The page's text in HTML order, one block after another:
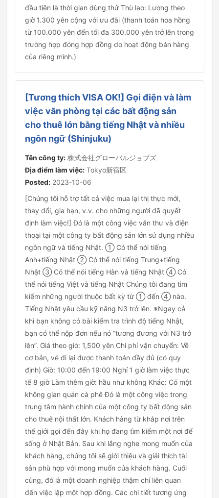
đầu tiên là thời gian dùng thử Thù lao: Lương theo
giờ 1.300 yên cộng với ưu đãi (thanh toán hoa hồng
từ 100.000 yên đến tối đa 300.000 yên trở lên trong
trường hợp đóng hợp đồng do hoạt động bán hàng
của riêng mình.)
[Tương thích VISA OK!] Gọi điện và làm
việc văn phòng tại các bất động sản
cho thuê lớn bằng tiếng Nhật và nhiều
ngôn ngữ (Shinjuku)
Tên công ty: 株式会社グローバルジョブズ
Địa điểm làm việc: Tokyo新宿区
Posted: 2023-10-06
[Chúng tôi hỗ trợ tất cả việc mua lại thị thực mới,
thay đổi, gia hạn, v.v. cho những người đã quyết
định làm việc!] Đó là một công việc văn thư và điện
thoại tại một công ty bất động sản lớn sử dụng nhiều
ngôn ngữ và tiếng Nhật. ① Có thể nói tiếng
Anh+tiếng Nhật ② Có thể nói tiếng Trung+tiếng
Nhật ③ Có thể nói tiếng Hàn và tiếng Nhật ④ Có
thể nói tiếng Việt và tiếng Nhật Chúng tôi đang tìm
kiếm những người thuộc bất kỳ từ ① đến ④ nào.
Tiếng Nhật yêu cầu kỹ năng N3 trở lên. ※Ngay cả
khi bạn không có bài kiểm tra trình độ tiếng Nhật,
bạn có thể nộp đơn nếu nó “tương đương với N3 trở
lên”. Giá theo giờ: 1,500 yên Chi phí vận chuyển: Về
cơ bản, vé đi lại được thanh toán đầy đủ (có quy
định) Giờ: 10:00 đến 19:00 Nghỉ 1 giờ làm việc thực
tế 8 giờ Làm thêm giờ: hầu như không Khác: Có một
không gian quán cà phê Đó là một công việc trong
trung tâm hành chính của một công ty bất động sản
cho thuê nội thất lớn. Khách hàng từ khắp nơi trên
thế giới gọi đến đây khi họ đang tìm kiếm một nơi để
sống ở Nhật Bản. Sau khi lắng nghe mong muốn của
khách hàng, chúng tôi sẽ giới thiệu và giải thích tài
sản phù hợp với mong muốn của khách hàng. Cuối
cùng, đó là một doanh nghiệp thậm chí liên quan
đến việc lập một hợp đồng. Các chi tiết tương ứng